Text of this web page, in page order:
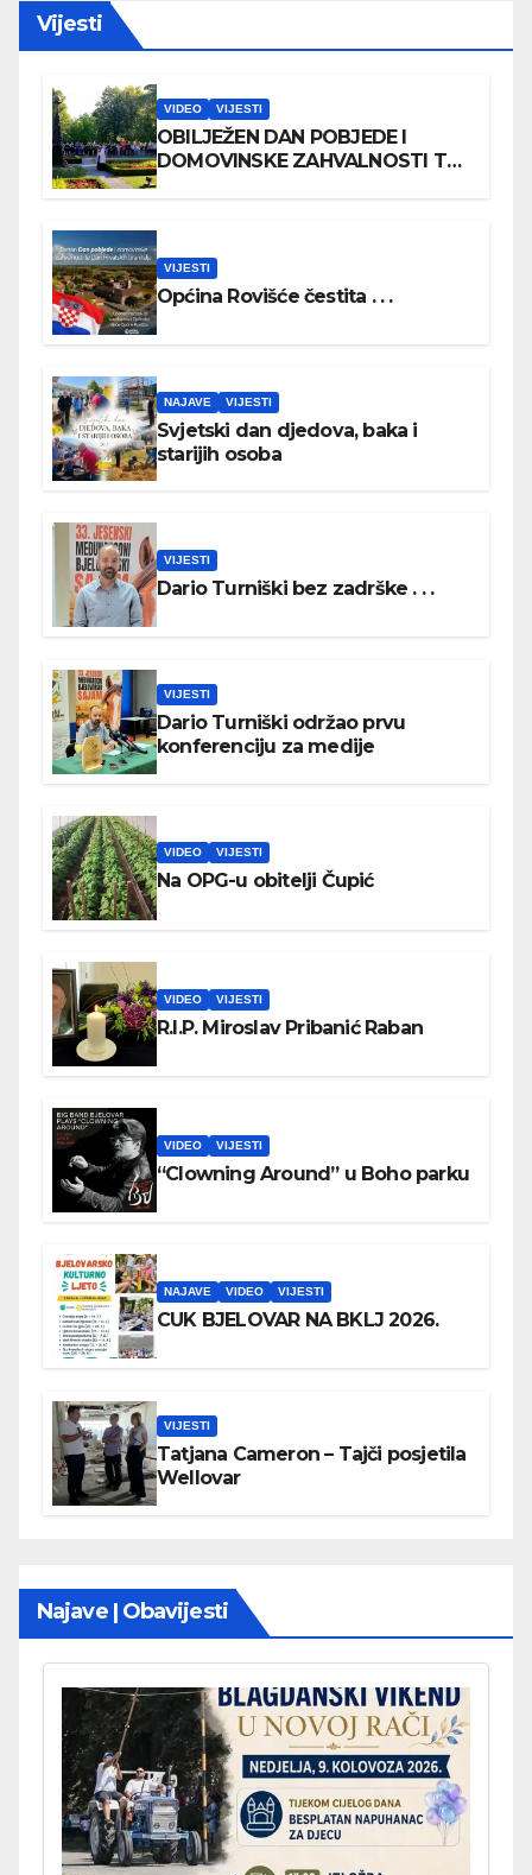
Vijesti
VIDEO VIJESTI
OBILJEŽEN DAN POBJEDE I
DOMOVINSKE ZAHVALNOSTI TE
VIJESTI
Općina Rovišće čestita . . .
NAJAVE VIJESTI
Svjetski dan djedova, baka i
starijih osoba
VIJESTI
Dario Turniški bez zadrške . . .
VIJESTI
Dario Turniški održao prvu
konferenciju za medije
VIDEO VIJESTI
Na OPG-u obitelji Čupić
VIDEO VIJESTI
R.I.P. Miroslav Pribanić Raban
VIDEO VIJESTI
“Clowning Around” u Boho parku
NAJAVE VIDEO VIJESTI
CUK BJELOVAR NA BKLJ 2026.
VIJESTI
Tatjana Cameron – Tajči posjetila
Wellovar
Najave | Obavijesti